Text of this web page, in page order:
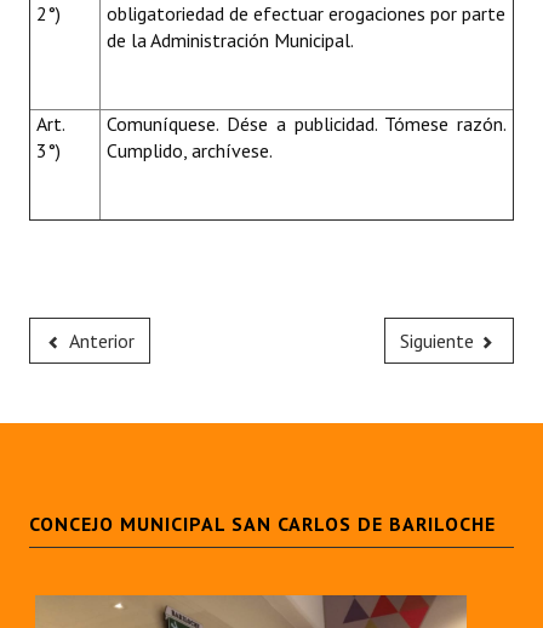
2°)
obligatoriedad de efectuar erogaciones por parte
de la Administración Municipal.
Art.
3°)
Comuníquese. Dése a publicidad. Tómese razón.
Cumplido, archívese.
Anterior Siguiente
CONCEJO MUNICIPAL SAN CARLOS DE BARILOCHE